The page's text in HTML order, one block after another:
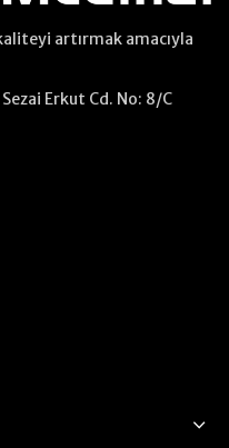
artırmak amacıyla
Erkut Cd. No: 8/C